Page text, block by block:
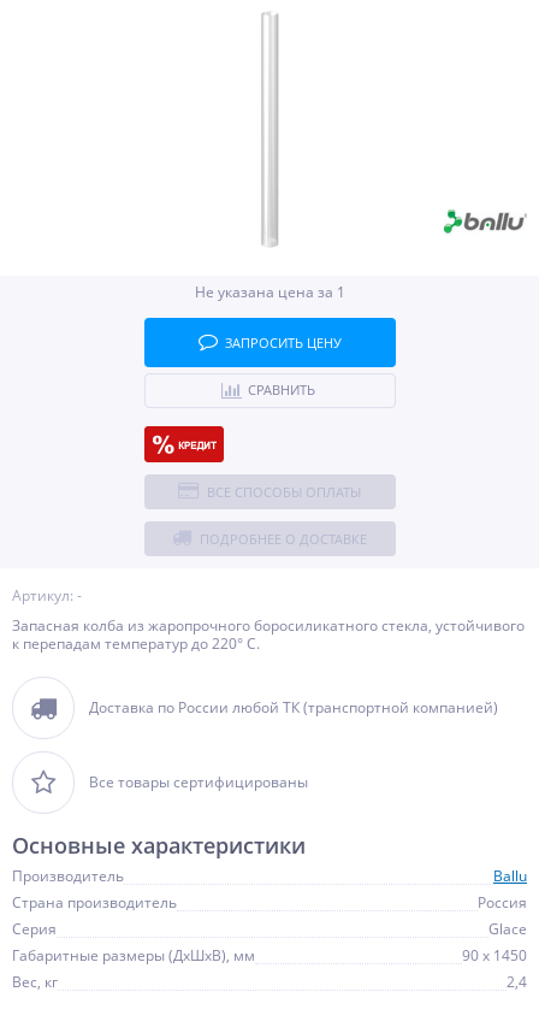
Артикул: -
Запасная колба из жаропрочного боросиликатного стекла, устойчивого
к перепадам температур до 220° С.
Доставка по России любой ТК (транспортной компанией)
Все товары сертифицированы
Не указана цена за 1
ЗАПРОСИТЬ ЦЕНУ
СРАВНИТЬ
ВСЕ СПОСОБЫ ОПЛАТЫ
ПОДРОБНЕЕ О ДОСТАВКЕ
Основные характеристики
Производитель
Ballu
Страна производитель
Россия
Серия
Glace
Габаритные размеры (ДхШхВ), мм
90 х 1450
Вес, кг
2,4